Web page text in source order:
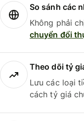
So sánh các
Không phải
chuyển đổi
Theo dõi tỷ
Lưu các loại
cách tỷ giá